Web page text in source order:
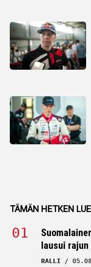
TÄMÄN HETKEN
lausui
RALLI